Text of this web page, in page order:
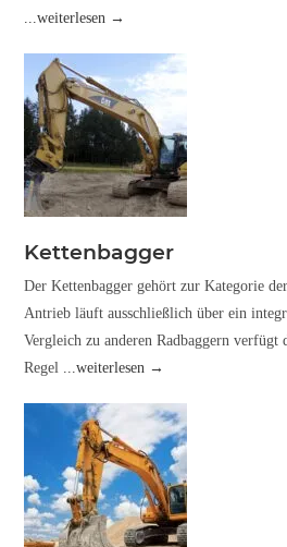
...weiterlesen →
Kettenbagger
Der Kettenbagger gehört zur Kategorie
Antrieb läuft ausschließlich über ein
Vergleich zu anderen Radbaggern verfügt
Regel ...weiterlesen →